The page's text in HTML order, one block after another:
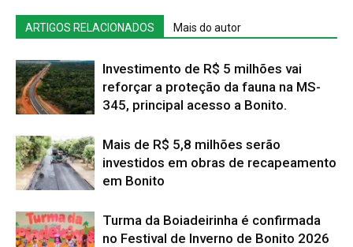
ARTIGOS RELACIONADOS Mais do autor
Investimento de R$ 5 milhões vai
reforçar a proteção da fauna na MS-
345, principal acesso a Bonito.
Mais de R$ 5,8 milhões serão
investidos em obras de recapeamento
em Bonito
Turma da Boiadeirinha é confirmada
no Festival de Inverno de Bonito 2026